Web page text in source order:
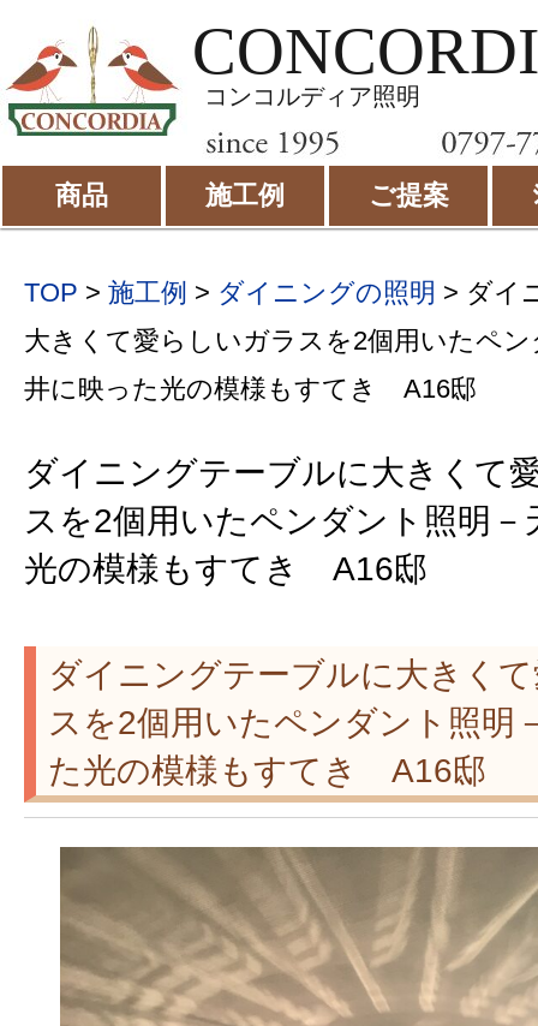
コンコルディア照明
商品 施工例 ご提案
TOP > 施工例 > ダイニングの照明 > ダイ
大きくて愛らしいガラスを2個用いたペ
井に映った光の模様もすてき A16邸
ダイニングテーブルに大きくて
スを2個用いたペンダント照明－
光の模様もすてき A16邸
ダイニングテーブルに大きく
スを2個用いたペンダント照明
た光の模様もすてき A16邸